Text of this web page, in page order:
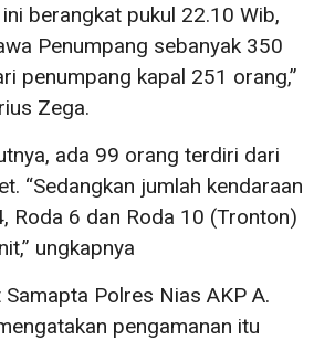
berangkat pukul 22.10 Wib,
Penumpang sebanyak 350
penumpang kapal 251 orang,”
Zega.
ada 99 orang terdiri dari
“Sedangkan jumlah kendaraan
Roda 6 dan Roda 10 (Tronton)
ungkapnya
Polres Nias AKP A.
pengamanan itu